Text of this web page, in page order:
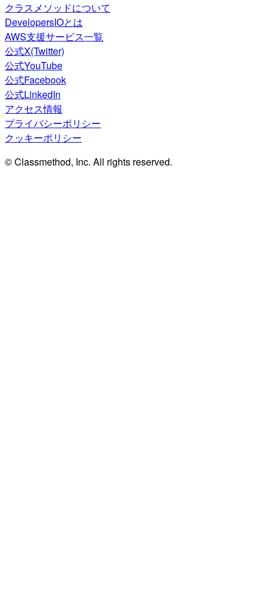
クラスメソッドについて
DevelopersIOとは
AWS支援サービス一覧
公式X(Twitter)
公式YouTube
公式Facebook
公式LinkedIn
アクセス情報
プライバシーポリシー
クッキーポリシー
© Classmethod, Inc. All rights reserved.